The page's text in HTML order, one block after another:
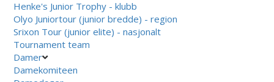
Henke's Junior Trophy - klubb
Olyo Juniortour (junior bredde) - region
Srixon Tour (junior elite) - nasjonalt
Tournament team
Damer
Damekomiteen